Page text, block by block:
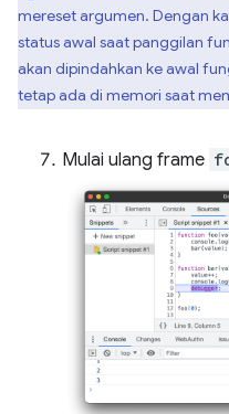
mereset argumen. Dengan
status awal saat panggilan
akan dipindahkan ke awal
tetap ada di memori saat
Mulai ulang frame